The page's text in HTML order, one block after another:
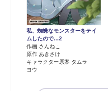
私、蜘蛛なモンスターをテイ
ムしたので…2
作画 さんねこ
原作 あきさけ
キャラクター原案 タムラ
ヨウ